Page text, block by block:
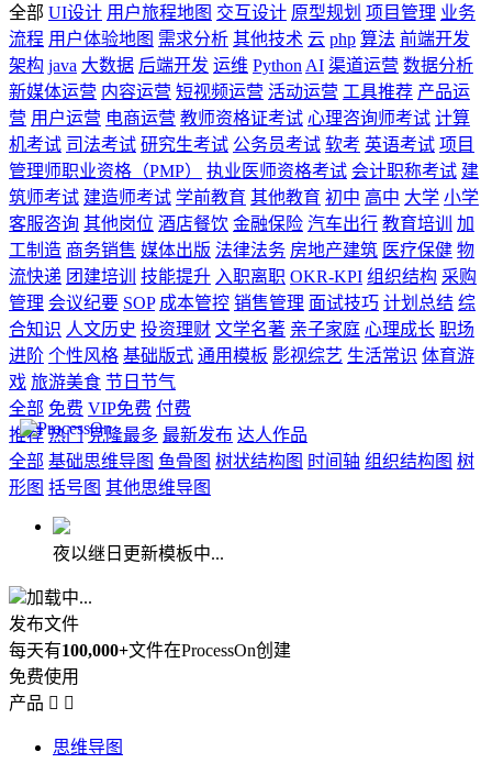
全部 UI设计 用户旅程地图 交互设计 原型规划 项目管理 业务
流程 用户体验地图 需求分析 其他技术 云 php 算法 前端开发
架构 java 大数据 后端开发 运维 Python AI 渠道运营 数据分析
新媒体运营 内容运营 短视频运营 活动运营 工具推荐 产品运
营 用户运营 电商运营 教师资格证考试 心理咨询师考试 计算
机考试 司法考试 研究生考试 公务员考试 软考 英语考试 项目
管理师职业资格（PMP）
执业医师资格考试 会计职称考试 建
筑师考试 建造师考试 学前教育 其他教育 初中 高中 大学 小学
客服咨询 其他岗位 酒店餐饮 金融保险 汽车出行 教育培训
加
工制造 商务销售 媒体出版 法律法务 房地产建筑 医疗保健 物
流快递 团建培训 技能提升 入职离职 OKR-KPI 组织结构 采购
管理 会议纪要 SOP 成本管控 销售管理 面试技巧 计划总结 综
合知识 人文历史 投资理财 文学名著 亲子家庭 心理成长 职场
进阶 个性风格 基础版式 通用模板 影视综艺 生活常识 体育游
戏 旅游美食 节日节气
全部 免费 VIP免费 付费
推荐 热门 克隆最多 最新发布 达人作品
全部 基础思维导图 鱼骨图 树状结构图 时间轴 组织结构图 树
形图 括号图 其他思维导图
夜以继日更新模板中...
加载中...
发布文件
每天有100,000+文件在ProcessOn创建
免费使用
产品  
思维导图